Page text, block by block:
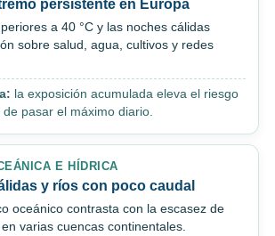
persistente en Europa
a 40 °C y las noches cálidas
sobre salud, agua, cultivos y redes
la exposición acumulada eleva el riesgo
de pasar el máximo diario.
E HÍDRICA
y ríos con poco caudal
oceánico contrasta con la escasez de
varias cuencas continentales.